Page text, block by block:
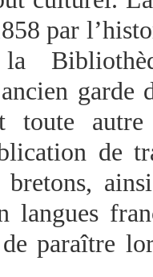
par
la
garde
toute
de
bretons,
langues
paraître